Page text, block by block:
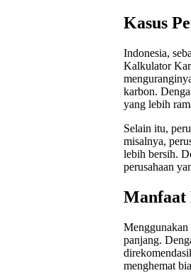
Kasus
Indonesia,
Kalkulator
karbon.
yang lebih
Selain itu,
misalnya,
lebih bersih.
perusahaan
Manfaat
Menggunakan
panjang.
menghemat